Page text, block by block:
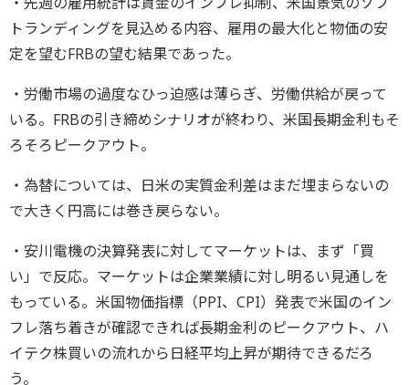
トランディングを見込める内容、雇用の最大化と物価の安
定を望むFRBの望む結果であった。
・労働市場の過度なひっ迫感は薄らぎ、労働供給が戻って
いる。FRBの引き締めシナリオが終わり、米国長期金利もそ
ろそろピークアウト。
・為替については、日米の実質金利差はまだ埋まらないの
で大きく円高には巻き戻らない。
・安川電機の決算発表に対してマーケットは、まず「買
い」で反応。マーケットは企業業績に対し明るい見通しを
もっている。米国物価指標（PPI、CPI）発表で米国のイン
フレ落ち着きが確認できれば長期金利のピークアウト、ハ
イテク株買いの流れから日経平均上昇が期待できるだろ
う。